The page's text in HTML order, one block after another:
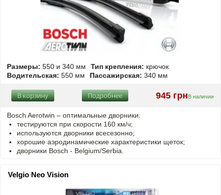
Размеры: 550 и 340 мм Тип крепления: крючок
Водительская: 550 мм Пассажирская: 340 мм
945 грн В наличии
Подробнее
В корзину
Bosch Aerotwin – оптимальные дворники.
тестируются при скорости 160 км/ч;
используются дворники всесезонно;
хорошие аэродинамические характеристики щеток;
дворники Bosch - Belgium/Serbia.
Velgio Neo Vision